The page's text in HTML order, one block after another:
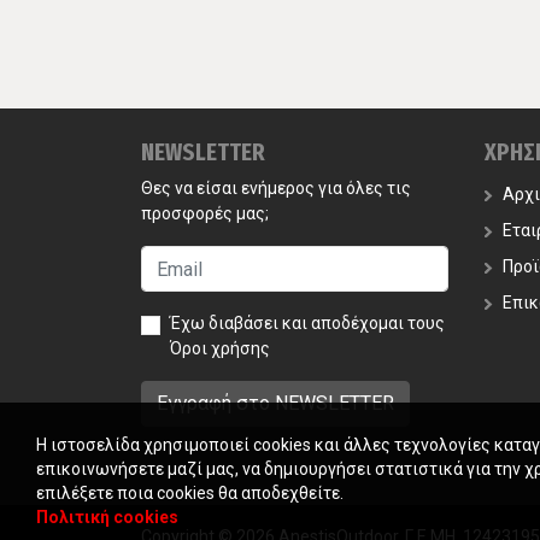
NEWSLETTER
Θες να είσαι ενήμερος για όλες τις
προσφορές μας;
Έχω διαβάσει και αποδέχομαι τους
Όροι χρήσης
Η ιστοσελίδα χρησιμοποιεί cookies και άλλες τεχνολογίες
επικοινωνήσετε μαζί μας, να δημιουργήσει στατιστικά για
επιλέξετε ποια cookies θα αποδεχθείτε.
Πολιτική cookies